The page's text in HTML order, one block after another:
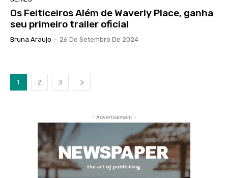
Os Feiticeiros Além de Waverly Place, ganha
seu primeiro trailer oficial
Bruna Araujo - 26 De Setembro De 2024
1 2 3
- Advertisement -